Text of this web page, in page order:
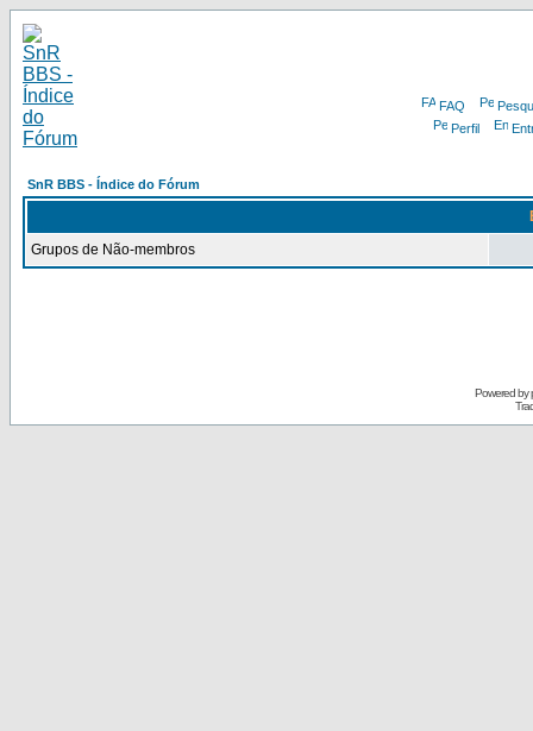
FAQ
Perfil
SnR BBS - Índice do Fórum
Grupos de Não-membros
Powered by